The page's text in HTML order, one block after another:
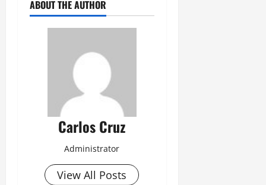
ABOUT THE AUTHOR
Carlos Cruz
Administrator
View All Posts